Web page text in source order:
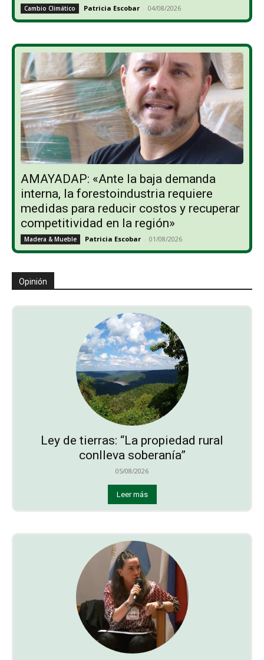
Cambio Climático Patricia Escobar - 04/08/2026
AMAYADAP: «Ante la baja demanda
interna, la forestoindustria requiere
medidas para reducir costos y recuperar
competitividad en la región»
Madera & Mueble Patricia Escobar - 01/08/2026
Opinión
Ley de tierras: “La propiedad rural
conlleva soberanía”
05/08/2026
Leer más